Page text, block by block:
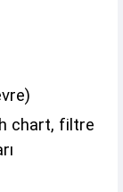
chart, filtre